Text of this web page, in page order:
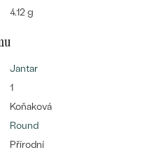
4.12 g
Jantar
1
Koňaková
Round
Přírodní